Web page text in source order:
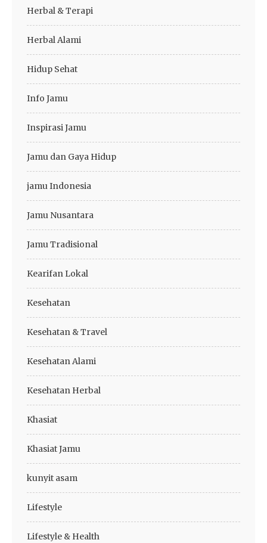
Herbal & Terapi
Herbal Alami
Hidup Sehat
Info Jamu
Inspirasi Jamu
Jamu dan Gaya Hidup
jamu Indonesia
Jamu Nusantara
Jamu Tradisional
Kearifan Lokal
Kesehatan
Kesehatan & Travel
Kesehatan Alami
Kesehatan Herbal
Khasiat
Khasiat Jamu
kunyit asam
Lifestyle
Lifestyle & Health